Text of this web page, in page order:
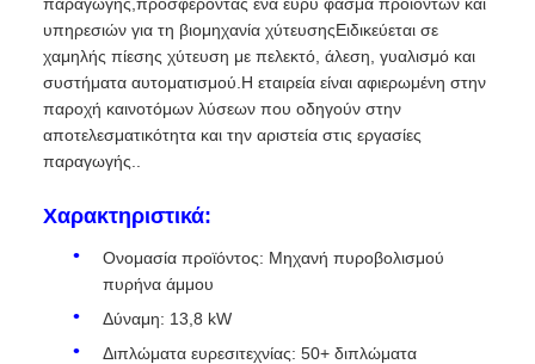
υπηρεσιών για τη βιομηχανία χύτευσηςΕιδικεύεται σε
χαμηλής πίεσης χύτευση με πελεκτό, άλεση, γυαλισμό και
συστήματα αυτοματισμού.Η εταιρεία είναι αφιερωμένη στην
παροχή καινοτόμων λύσεων που οδηγούν στην
αποτελεσματικότητα και την αριστεία στις εργασίες
παραγωγής..
Χαρακτηριστικά:
Ονομασία προϊόντος: Μηχανή πυροβολισμού
πυρήνα άμμου
Δύναμη: 13,8 kW
Διπλώματα ευρεσιτεχνίας: 50+ διπλώματα